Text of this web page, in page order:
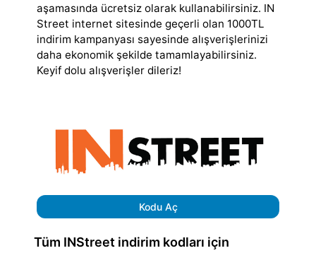
aşamasında ücretsiz olarak kullanabilirsiniz. IN
Street internet sitesinde geçerli olan 1000TL
indirim kampanyası sayesinde alışverişlerinizi
daha ekonomik şekilde tamamlayabilirsiniz.
Keyif dolu alışverişler dileriz!
Kodu Aç
Tüm INStreet indirim kodları için